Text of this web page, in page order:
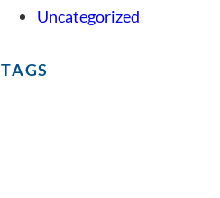
Uncategorized
TAGS